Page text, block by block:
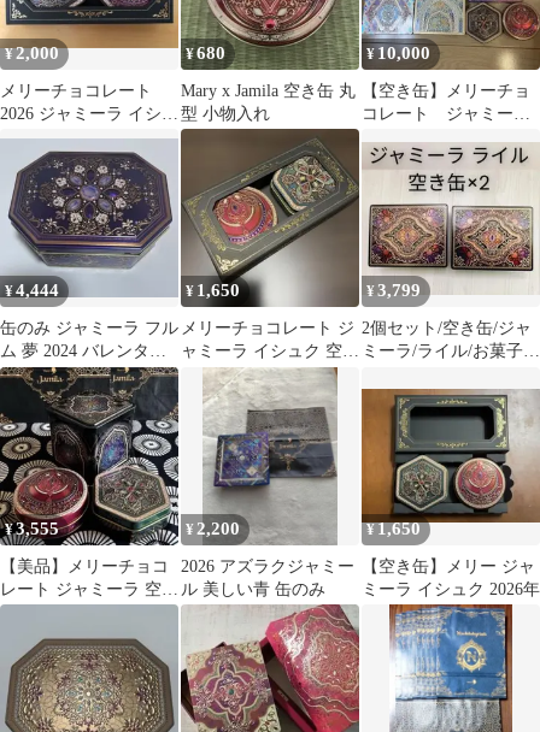
¥2,000
メリーチョコレート
2026 ジャミーラ イシュ
ク 空き缶
¥680
Mary x Jamila 空き缶 丸
型 小物入れ
¥10,000
【空き缶】メリーチョ
コレート ジャミー
¥4,444
缶のみ ジャミーラ フル
ム 夢 2024 バレンタイ
ン 紫
¥ 1,650
メリーチョコレート ジ
ャミーラ イシュク 空き
缶 2026
¥3,799
2個セット/空き缶/ジャ
ミーラ/ライル/お菓子
¥3,555
【美品】メリーチョコ
レート ジャミーラ 空き
缶 2026年新作
¥ 2,200
2026 アズラクジャミー
ル 美しい青 缶のみ
¥1,650
【空き缶】メリー ジャ
ミーラ イシュク 2026年